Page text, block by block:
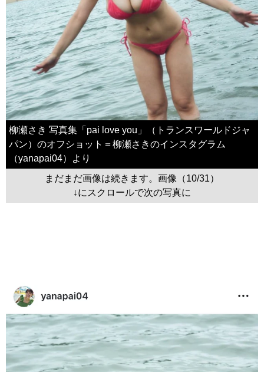
柳瀬さき 写真集「pai love you」（トランスワールドジャ
パン）のオフショット＝柳瀬さきのインスタグラム
（yanapai04）より
まだまだ画像は続きます。画像（10/31）
↓にスクロールで次の写真に